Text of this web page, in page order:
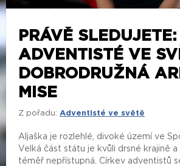
PRÁVĚ SLEDUJETE:
ADVENTISTÉ VE
DOBRODRUŽNÁ
MISE
Z pořadu: Adventisté ve světě
Aljaška je rozlehlé, divoké území ve
Velká část státu je kvůli drsné krajině
téměř nepřístupná. Církev adventistů